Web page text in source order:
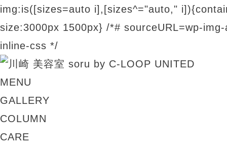
img:is([sizes=auto i],[sizes^="auto,"
size:3000px 1500px} /*# sourceURL=wp-
inline-css */
MENU
GALLERY
COLUMN
CARE